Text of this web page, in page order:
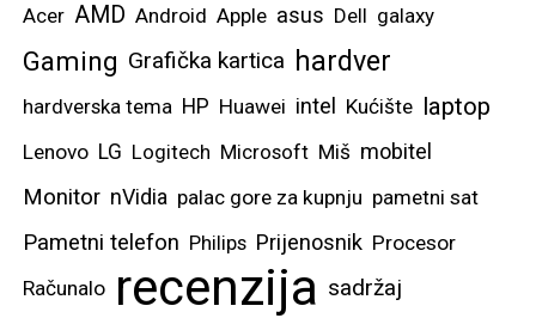
Acer AMD Android Apple asus Dell galaxy
Gaming Grafička kartica hardver
hardverska tema HP Huawei intel Kućište laptop
Lenovo LG Logitech Microsoft Miš mobitel
Monitor nVidia palac gore za kupnju pametni sat
Pametni telefon Philips Prijenosnik Procesor
Računalo recenzija sadržaj